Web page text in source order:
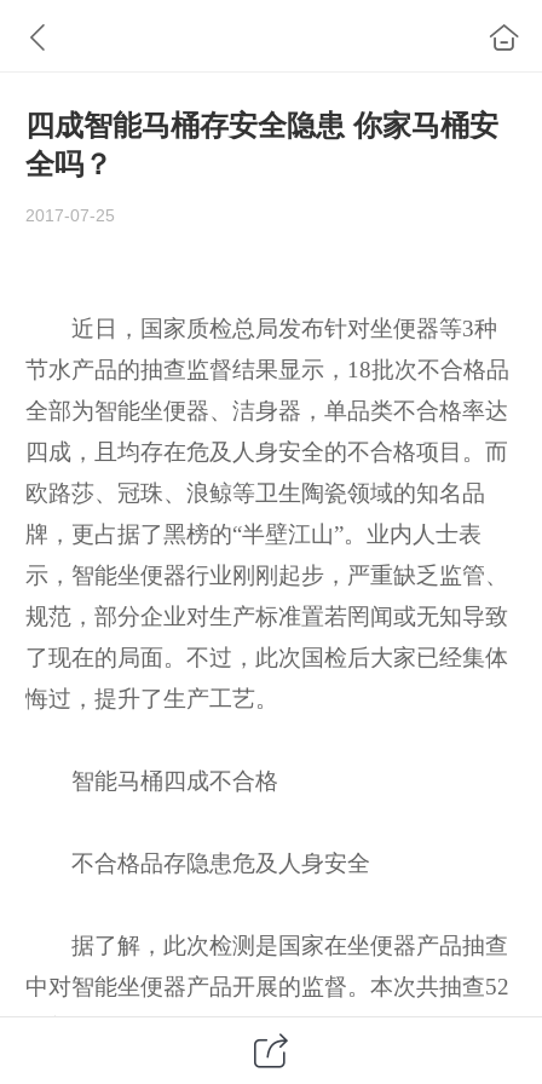
四成智能马桶存安全隐患 你家马桶安
全吗？
2017-07-25
近日，国家质检总局发布针对坐便器等3种
节水产品的抽查监督结果显示，18批次不合格品
全部为智能坐便器、洁身器，单品类不合格率达
四成，且均存在危及人身安全的不合格项目。而
欧路莎、冠珠、浪鲸等卫生陶瓷领域的知名品
牌，更占据了黑榜的“半壁江山”。业内人士表
示，智能坐便器行业刚刚起步，严重缺乏监管、
规范，部分企业对生产标准置若罔闻或无知导致
了现在的局面。不过，此次国检后大家已经集体
悔过，提升了生产工艺。
智能马桶四成不合格
不合格品存隐患危及人身安全
据了解，此次检测是国家在坐便器产品抽查
中对智能坐便器产品开展的监督。本次共抽查52
种普通坐便器、25种整体式智能坐便器、20种独
立式坐便洁身器(电子马桶盖)，其中18批次不合